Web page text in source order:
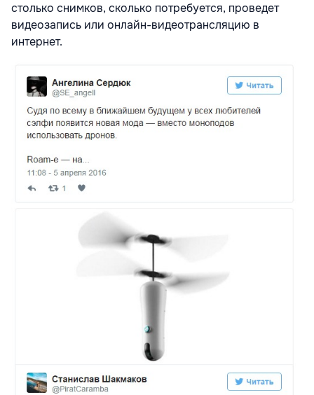
столько снимков, сколько потребуется, проведет
видеозапись или онлайн-видеотрансляцию в
интернет.